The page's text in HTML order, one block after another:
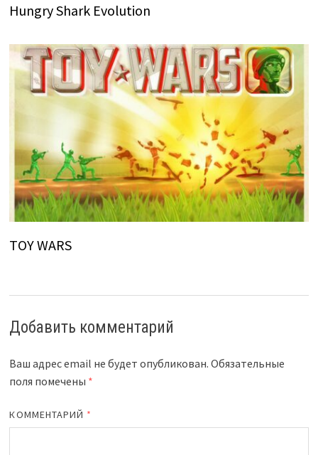
Hungry Shark Evolution
TOY WARS
Добавить комментарий
Ваш адрес email не будет опубликован. Обязательные
поля помечены *
КОММЕНТАРИЙ *